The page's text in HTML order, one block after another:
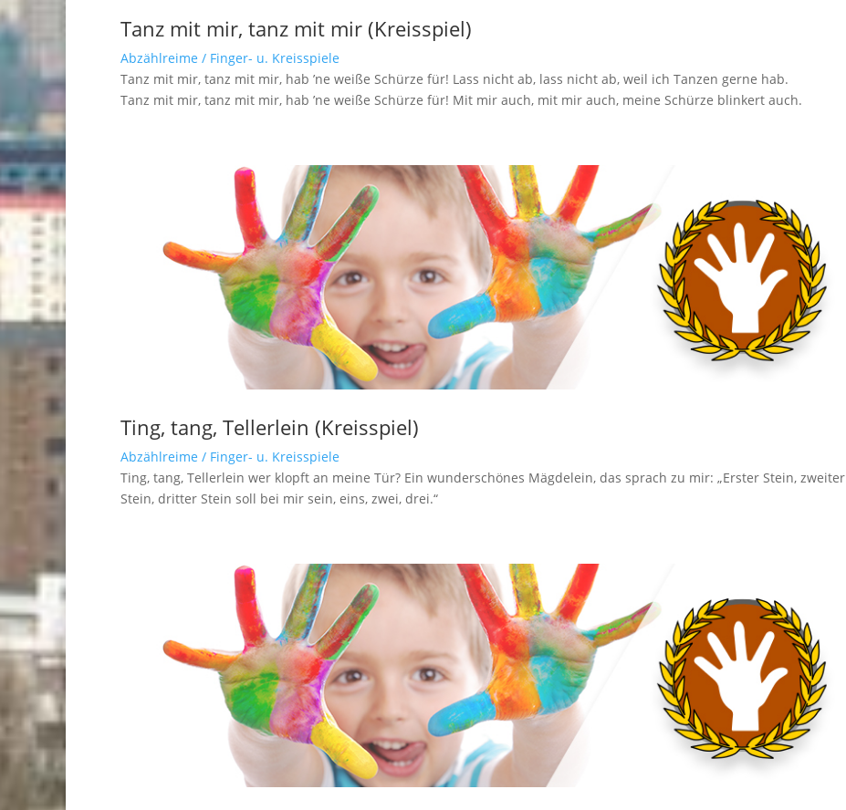
Tanz mit mir, tanz mit mir (Kreisspiel)
Abzählreime / Finger- u. Kreisspiele
Tanz mit mir, tanz mit mir, hab ’ne weiße Schürze für! Lass nicht ab, lass nicht ab, weil ich Tanzen gerne hab.
Tanz mit mir, tanz mit mir, hab ’ne weiße Schürze für! Mit mir auch, mit mir auch, meine Schürze blinkert auch.
Ting, tang, Tellerlein (Kreisspiel)
Abzählreime / Finger- u. Kreisspiele
Ting, tang, Tellerlein wer klopft an meine Tür? Ein wunderschönes Mägdelein, das sprach zu mir: „Erster Stein, zweiter
Stein, dritter Stein soll bei mir sein, eins, zwei, drei.“